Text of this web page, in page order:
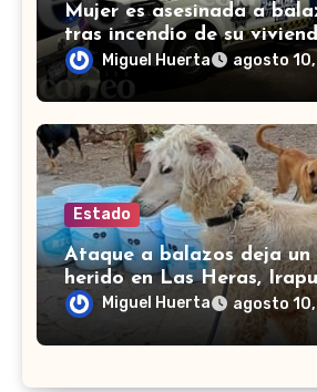
Mujer es asesinada a
tras incendio de su
bombas molotov
Miguel Huerta agosto
Estado
Ataque a balazos deja un
herido en Las Heras,
Miguel Huerta agosto